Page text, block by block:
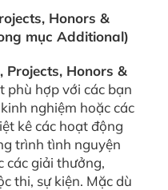
Honors &
mục Additional)
Projects, Honors &
phù hợp với các bạn
nghiệm hoặc các
kê các hoạt động
trình tình nguyện
các giải thưởng,
thi, sự kiện. Mặc dù